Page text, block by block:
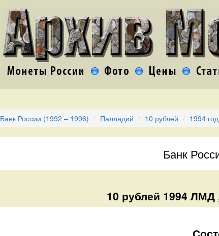
Банк России (1992 – 1996) Палладий 10 рублей 1994 год
Банк
10 рублей 1994 ЛМД